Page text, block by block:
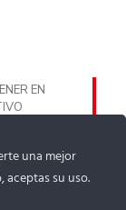
EN
LO QUE
DEPORTIVO
una mejor
aceptas su uso.